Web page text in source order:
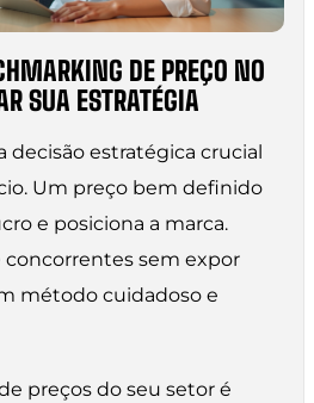
DE PREÇO NO
SUA ESTRATÉGIA
decisão estratégica crucial
Um preço bem definido
e posiciona a marca.
concorrentes sem expor
método cuidadoso e
preços do seu setor é